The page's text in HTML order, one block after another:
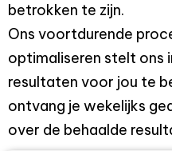
betrokken te zijn.
Ons voortdurende
optimaliseren stelt ons
resultaten voor jou te
ontvang je wekelijks
over de behaalde